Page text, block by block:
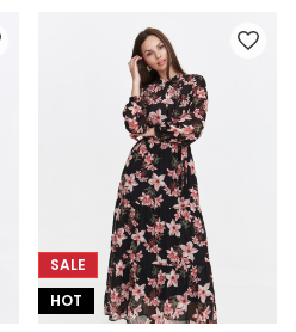
SALE
HOT